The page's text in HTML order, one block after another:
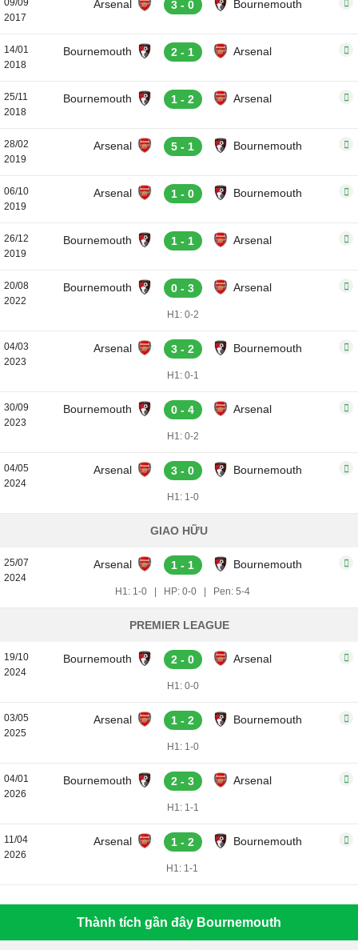
09/09
2017
Arsenal 3 - 0 Bournemouth
14/01
2018
Bournemouth 2 - 1 Arsenal
25/11
2018
Bournemouth 1 - 2 Arsenal
28/02
2019
Arsenal 5 - 1 Bournemouth
06/10
2019
Arsenal 1 - 0 Bournemouth
26/12
2019
Bournemouth 1 - 1 Arsenal
20/08
2022
Bournemouth 0 - 3 Arsenal
H1: 0-2
04/03
2023
Arsenal 3 - 2 Bournemouth
H1: 0-1
30/09
2023
Bournemouth 0 - 4 Arsenal
H1: 0-2
04/05
2024
Arsenal 3 - 0 Bournemouth
H1: 1-0
GIAO HỮU
25/07
2024
Arsenal 1 - 1 Bournemouth
H1: 1-0 HP: 0-0 Pen: 5-4
PREMIER LEAGUE
19/10
2024
Bournemouth 2 - 0 Arsenal
H1: 0-0
03/05
2025
Arsenal 1 - 2 Bournemouth
H1: 1-0
04/01
2026
Bournemouth 2 - 3 Arsenal
H1: 1-1
11/04
2026
Arsenal 1 - 2 Bournemouth
H1: 1-1
Thành tích gần đây Bournemouth